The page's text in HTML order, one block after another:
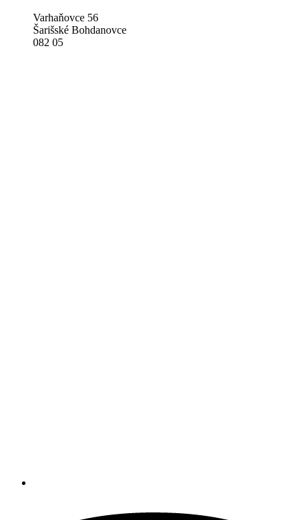
Varhaňovce 56
Šarišské Bohdanovce
082 05